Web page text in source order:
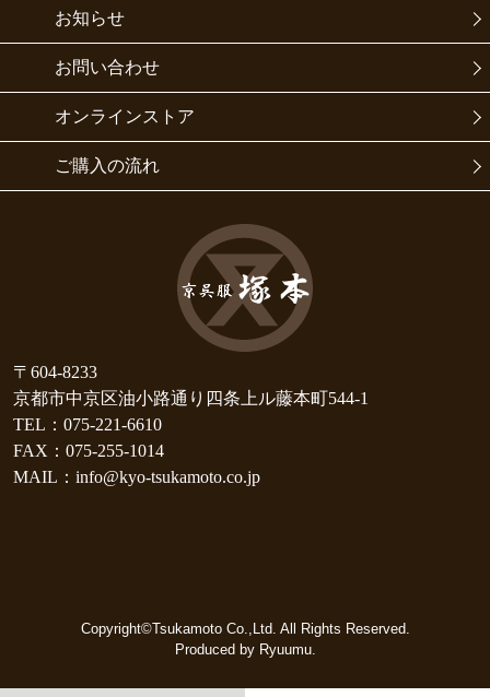
お知らせ
お問い合わせ
オンラインストア
ご購入の流れ
〒604-8233
京都市中京区油小路通り四条上ル藤本町544-1
TEL：075-221-6610
FAX：075-255-1014
MAIL：info@kyo-tsukamoto.co.jp
Copyright©Tsukamoto Co.,Ltd. All Rights Reserved.
Produced by Ryuumu.